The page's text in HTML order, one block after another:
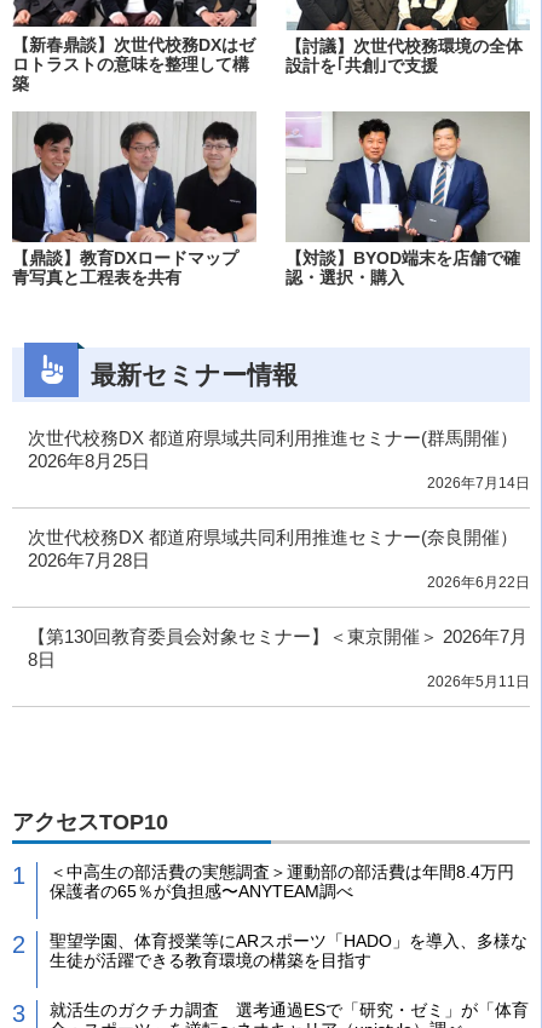
【新春鼎談】次世代校務DXはゼ
ロトラストの意味を整理して構
築
【討議】次世代校務環境の全体
設計を｢共創｣で支援
【鼎談】教育DXロードマップ
青写真と工程表を共有
【対談】BYOD端末を店舗で確
認・選択・購入
最新セミナー情報
次世代校務DX 都道府県域共同利用推進セミナー(群馬開催）
2026年8月25日
2026年7月14日
次世代校務DX 都道府県域共同利用推進セミナー(奈良開催）
2026年7月28日
2026年6月22日
【第130回教育委員会対象セミナー】＜東京開催＞ 2026年7月
8日
2026年5月11日
アクセスTOP10
＜中高生の部活費の実態調査＞運動部の部活費は年間8.4万円
保護者の65％が負担感〜ANYTEAM調べ
聖望学園、体育授業等にARスポーツ「HADO」を導入、多様な
生徒が活躍できる教育環境の構築を目指す
就活生のガクチカ調査 選考通過ESで「研究・ゼミ」が「体育